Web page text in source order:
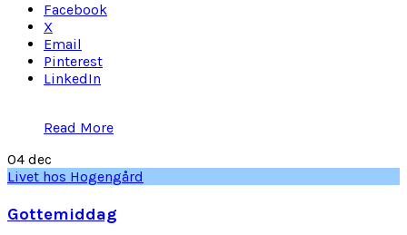
Facebook
X
Email
Pinterest
LinkedIn
Read More
04 dec
Livet hos Hogengård
Gottemiddag